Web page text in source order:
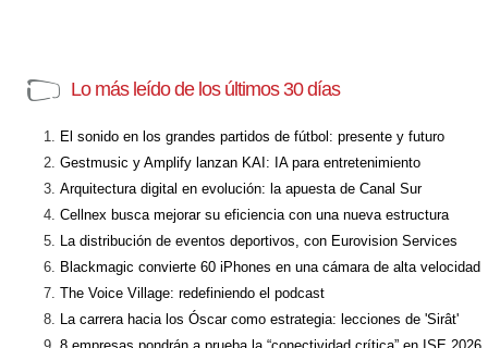
Lo más leído de los últimos 30 días
El sonido en los grandes partidos de fútbol: presente y futuro
Gestmusic y Amplify lanzan KAI: IA para entretenimiento
Arquitectura digital en evolución: la apuesta de Canal Sur
Cellnex busca mejorar su eficiencia con una nueva estructura
La distribución de eventos deportivos, con Eurovision Services
Blackmagic convierte 60 iPhones en una cámara de alta velocidad
The Voice Village: redefiniendo el podcast
La carrera hacia los Óscar como estrategia: lecciones de 'Sirât'